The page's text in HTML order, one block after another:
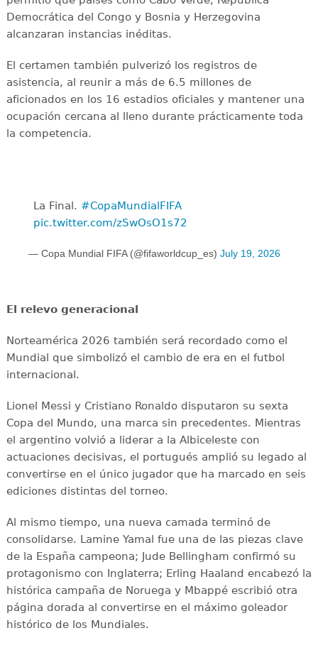
Democrática del Congo y Bosnia y Herzegovina
alcanzaran instancias inéditas.
El certamen también pulverizó los registros de
asistencia, al reunir a más de 6.5 millones de
aficionados en los 16 estadios oficiales y mantener una
ocupación cercana al lleno durante prácticamente toda
la competencia.
La Final. ️ #CopaMundialFIFA
pic.twitter.com/zSwOsO1s72
— Copa Mundial FIFA (@fifaworldcup_es) July 19, 2026
El relevo generacional
Norteamérica 2026 también será recordado como el
Mundial que simbolizó el cambio de era en el futbol
internacional.
Lionel Messi y Cristiano Ronaldo disputaron su sexta
Copa del Mundo, una marca sin precedentes. Mientras
el argentino volvió a liderar a la Albiceleste con
actuaciones decisivas, el portugués amplió su legado al
convertirse en el único jugador que ha marcado en seis
ediciones distintas del torneo.
Al mismo tiempo, una nueva camada terminó de
consolidarse. Lamine Yamal fue una de las piezas clave
de la España campeona; Jude Bellingham confirmó su
protagonismo con Inglaterra; Erling Haaland encabezó la
histórica campaña de Noruega y Mbappé escribió otra
página dorada al convertirse en el máximo goleador
histórico de los Mundiales.